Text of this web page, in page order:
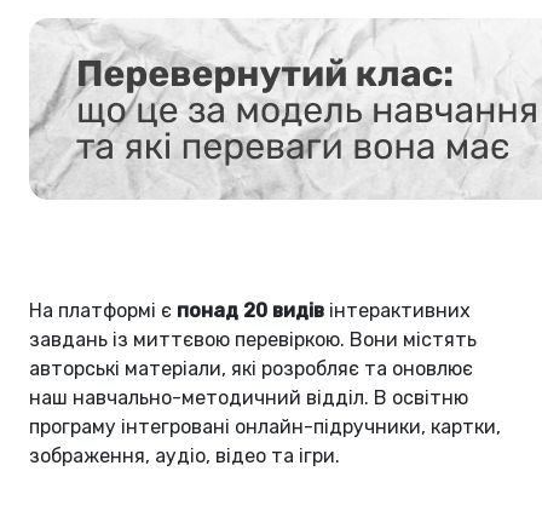
На платформі є понад 20 видів інтерактивних
завдань із миттєвою перевіркою. Вони містять
авторські матеріали, які розробляє та оновлює
наш навчально-методичний відділ. В освітню
програму інтегровані онлайн-підручники, картки,
зображення, аудіо, відео та ігри.